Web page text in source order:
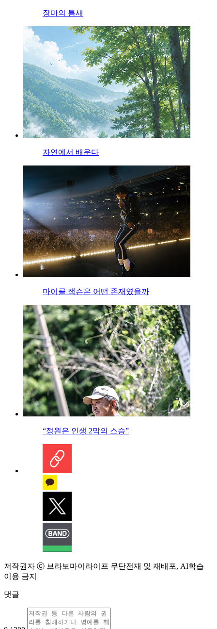
장마의 틈새
자연에서 배운다
마이클 잭슨은 어떤 존재였을까
“정원은 인생 2막의 스승”
저작권자 ⓒ 브라보마이라이프 무단전재 및 재배포, AI학습
이용 금지
댓글